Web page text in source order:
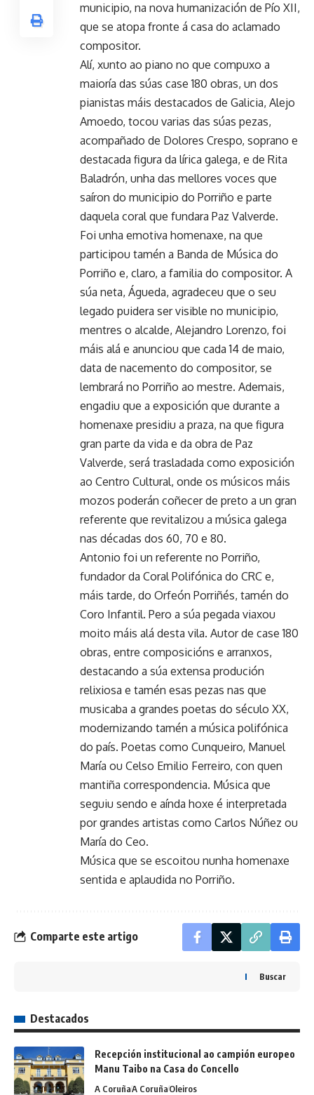
municipio, na nova humanización de Pío XII,
que se atopa fronte á casa do aclamado
compositor.
Alí, xunto ao piano no que compuxo a
maioría das súas case 180 obras, un dos
pianistas máis destacados de Galicia, Alejo
Amoedo, tocou varias das súas pezas,
acompañado de Dolores Crespo, soprano e
destacada figura da lírica galega, e de Rita
Baladrón, unha das mellores voces que
saíron do municipio do Porriño e parte
daquela coral que fundara Paz Valverde.
Foi unha emotiva homenaxe, na que
participou tamén a Banda de Música do
Porriño e, claro, a familia do compositor. A
súa neta, Águeda, agradeceu que o seu
legado puidera ser visible no municipio,
mentres o alcalde, Alejandro Lorenzo, foi
máis alá e anunciou que cada 14 de maio,
data de nacemento do compositor, se
lembrará no Porriño ao mestre. Ademais,
engadiu que a exposición que durante a
homenaxe presidiu a praza, na que figura
gran parte da vida e da obra de Paz
Valverde, será trasladada como exposición
ao Centro Cultural, onde os músicos máis
mozos poderán coñecer de preto a un gran
referente que revitalizou a música galega
nas décadas dos 60, 70 e 80.
Antonio foi un referente no Porriño,
fundador da Coral Polifónica do CRC e,
máis tarde, do Orfeón Porriñés, tamén do
Coro Infantil. Pero a súa pegada viaxou
moito máis alá desta vila. Autor de case 180
obras, entre composicións e arranxos,
destacando a súa extensa produción
relixiosa e tamén esas pezas nas que
musicaba a grandes poetas do século XX,
modernizando tamén a música polifónica
do país. Poetas como Cunqueiro, Manuel
María ou Celso Emilio Ferreiro, con quen
mantiña correspondencia. Música que
seguiu sendo e aínda hoxe é interpretada
por grandes artistas como Carlos Núñez ou
María do Ceo.
Música que se escoitou nunha homenaxe
sentida e aplaudida no Porriño.
Comparte este artigo
Buscar
Destacados
Recepción institucional ao campión europeo
Manu Taibo na Casa do Concello
A CoruñaA CoruñaOleiros